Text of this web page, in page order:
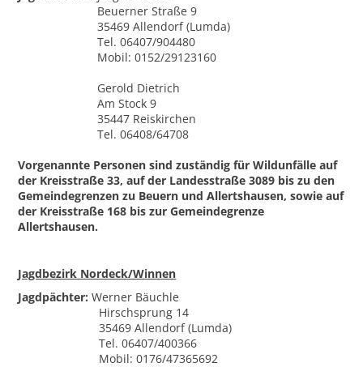
Beuerner Straße 9
35469 Allendorf (Lumda)
Tel. 06407/904480
Mobil: 0152/29123160
Gerold Dietrich
Am Stock 9
35447 Reiskirchen
Tel. 06408/64708
Vorgenannte Personen sind zuständig für Wildunfälle auf
der Kreisstraße 33, auf der Landesstraße 3089 bis zu den
Gemeindegrenzen zu Beuern und Allertshausen, sowie auf
der Kreisstraße 168 bis zur Gemeindegrenze
Allertshausen.
Jagdbezirk Nordeck/Winnen
Jagdpächter: Werner Bäuchle
Hirschsprung 14
35469 Allendorf (Lumda)
Tel. 06407/400366
Mobil: 0176/47365692